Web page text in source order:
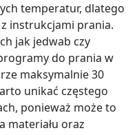
temperatur, dlatego
instrukcjami prania.
jak jedwab czy
do prania w
maksymalnie 30
unikać częstego
ponieważ może to
materiału oraz